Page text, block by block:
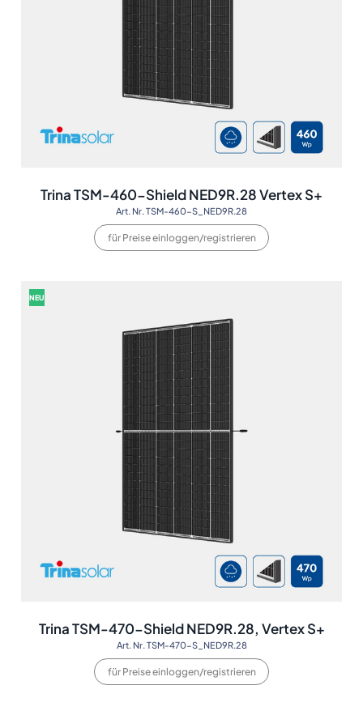
Trina TSM-460-Shield NED9R.28 Vertex S+
Art. Nr. TSM-460-S_NED9R.28
für Preise einloggen/registrieren
NEU
Trina TSM-470-Shield NED9R.28, Vertex S+
Art. Nr. TSM-470-S_NED9R.28
für Preise einloggen/registrieren